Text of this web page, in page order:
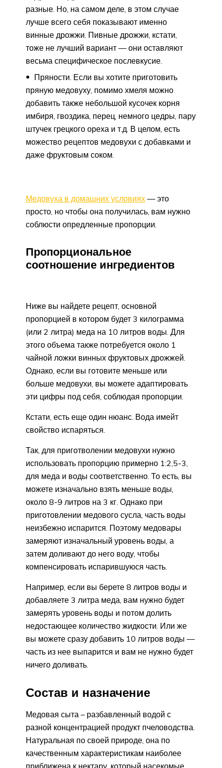
разные. Но, на самом деле, в этом случае
лучше всего себя показывают именно
винные дрожжи. Пивные дрожжи, кстати,
тоже не лучший вариант — они оставляют
весьма специфическое послевкусие.
Пряности. Если вы хотите приготовить
пряную медовуху, помимо хмеля можно
добавить также небольшой кусочек корня
имбиря, гвоздика, перец, немного цедры, пару
штучек грецкого ореха и т.д. В целом, есть
можество рецептов медовухи с добавками и
даже фруктовым соком.
Медовуха в домашних условиях — это
просто, но чтобы она получилась, вам нужно
соблюсти опредленные пропорции.
Пропорциональное
соотношение ингредиентов
Ниже вы найдете рецепт, основной
пропорцией в котором будет 3 килограмма
(или 2 литра) меда на 10 литров воды. Для
этого объема также потребуется около 1
чайной ложки винных фруктовых дрожжей.
Однако, если вы готовите меньше или
больше медовухи, вы можете адаптировать
эти цифры под себя, соблюдая пропорции.
Кстати, есть еще один нюанс. Вода имейт
свойство испаряться.
Так, для приготволении медовухи нужно
использовать пропорцию примерно 1:2,5-3,
для меда и воды соответственно. То есть, вы
можете изначально взять меньше воды,
около 8-9 литров на 3 кг. Однако при
приготовлении медового сусла, часть воды
неизбежно испарится. Поэтому медовары
замеряют изначальный уровень воды, а
затем доливают до него воду, чтобы
компенсировать испарившуюся часть.
Например, если вы берете 8 литров воды и
добавляете 3 литра меда, вам нужно будет
замерять уровень воды и потом долить
недостающее количество жидкости. Или же
вы можете сразу добавить 10 литров воды —
часть из нее выпарится и вам не нужно будет
ничего доливать.
Состав и назначение
Медовая сыта – разбавленный водой с
разной концентрацией продукт пчеловодства.
Натуральная по своей природе, она по
качественным характеристикам наиболее
приближена к нектару, который насекомые